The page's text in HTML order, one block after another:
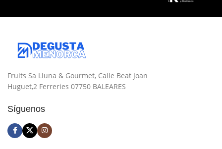
Fruits Sa Lluna & Gourmet, Calle Beat Joan
Huguet,2 Ferreries 07750 BALEARES
Síguenos